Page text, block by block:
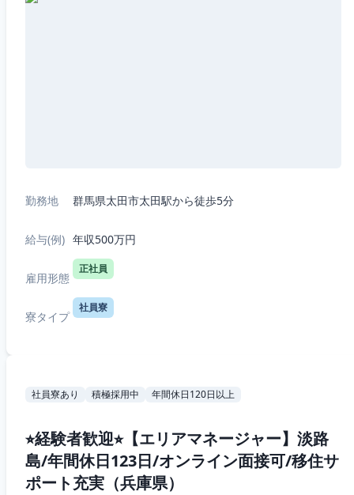
勤務地 群馬県太田市太田駅から徒歩5分
給与(例) 年収500万円
雇用形態
正社員
寮タイプ
社員寮
社員寮あり 積極採用中 年間休日120日以上
⭐︎経験者歓迎⭐︎【エリアマネージャー】淡路
島/年間休日123日/オンライン面接可/移住サ
ポート充実（兵庫県）